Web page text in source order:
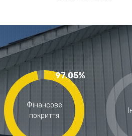
Фінансове
покриття
97.05%